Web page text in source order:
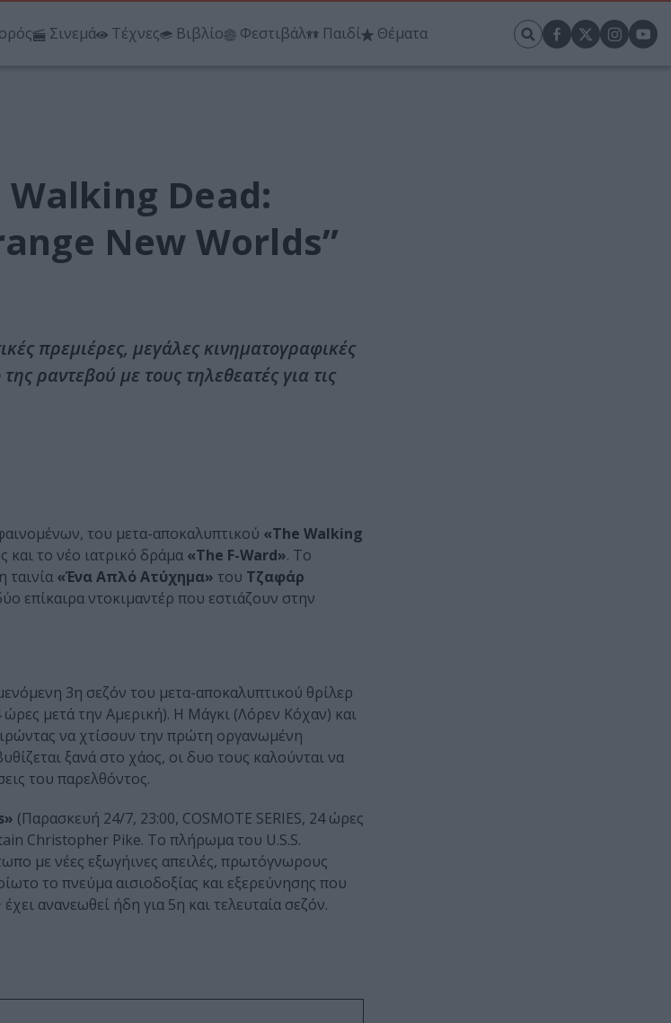
Σινεμά Τέχνες Βιβλίο Φεστιβάλ Παιδί Θέματα
Walking Dead:
New Worlds”
πρεμιέρες, μεγάλες κινηματογραφικές
ραντεβού με τους τηλεθεατές για τις
του μετα-αποκαλυπτικού «The Walking
και το νέο ιατρικό δράμα «The F-Ward». Το
ταινία «Ένα Απλό Ατύχημα» του Τζαφάρ
επίκαιρα ντοκιμαντέρ που εστιάζουν στην
3η σεζόν του μετα-αποκαλυπτικού θρίλερ
ώρες μετά την Αμερική). Η Μάγκι (Λόρεν Κόχαν) και
να χτίσουν την πρώτη οργανωμένη
ξανά στο χάος, οι δυο τους καλούνται να
του παρελθόντος.
(Παρασκευή 24/7, 23:00, COSMOTE SERIES, 24 ώρες
Christopher Pike. Το πλήρωμα του U.S.S.
με νέες εξωγήινες απειλές, πρωτόγνωρους
το πνεύμα αισιοδοξίας και εξερεύνησης που
ανανεωθεί ήδη για 5η και τελευταία σεζόν.